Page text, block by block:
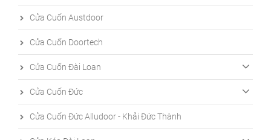
Cửa Cuốn Austdoor
Cửa Cuốn Doortech
Cửa Cuốn Đài Loan
Cửa Cuốn Đức
Cửa Cuốn Đức Alludoor - Khải Đức Thành